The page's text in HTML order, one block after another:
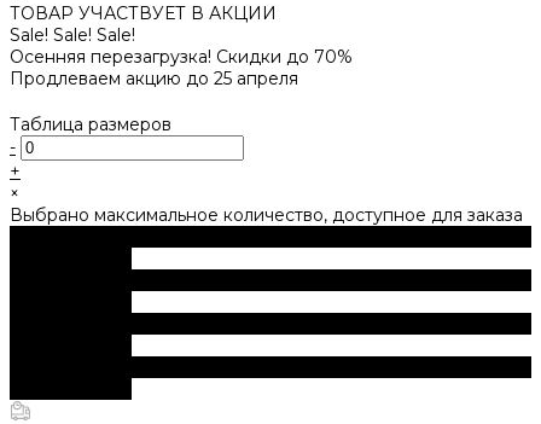
ТОВАР УЧАСТВУЕТ В АКЦИИ
Sale! Sale! Sale!
Осенняя перезагрузка! Скидки до 70%
Продлеваем акцию до 25 апреля
Таблица размеров
-
+
×
Выбрано максимальное количество, доступное для заказа